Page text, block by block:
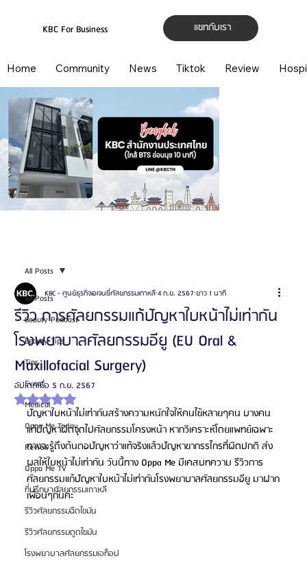
แชทกับเรา
KBC For Business
Home Community News Tiktok Review
All Posts
Beauty Podcast
Beauty Tips
Tips
Event
Medical
Oppa Me Today
Review
Oppa Me TV
ที่ปรึกษาศัลยกรรมเกาหลี
รีวิวศัลยกรรมฉีดไขมัน
รีวิวศัลยกรรมดูดไขมัน
โรงพยาบาลศัลยกรรมเอท็อป
All Posts
รีวิว การศัลยกรรมแก้ปัญหาใบหน้าไม่เท่ากัน
โรงพยาบาลศัลยกรรมอียู (EU Oral &
Maxillofacial Surgery)
KBC - ศูนย์ธุรกิจเอเจนซี่ศัลยกรรมเกาหลี4 ก.ย. 2567 ยาว 1 นาที
อัปเดตเมื่อ 5 ก.ย. 2567
ได้รับ NaN เต็ม 5 ดาว
ปัญหาใบหน้าไม่เท่ากันสร้างความหนักใจให้คนไข้หลายๆคน บางคน
แก้ปัญหาผิดจุดไปศัลยกรรมโครงหน้า หากวิเคราะห์โดยแพทย์เฉพาะ
ทางจะรู้ถึงต้นตอปัญหาว่าแท้จริงแล้วปัญหาขากรรไกรที่ผิดปกติ ส่ง
ผลให้ใบหน้าไม่เท่ากัน วันนี้ทาง Oppa Me มีเคสบทความ รีวิวการ
ศัลยกรรมแก้ปัญหาใบหน้าไม่เท่ากันโรงพยาบาลศัลยกรรมอียู มาฝาก
เพื่อนๆกันค่ะ